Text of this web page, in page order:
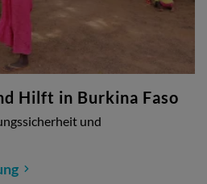
Hilft in Burkina Faso
und